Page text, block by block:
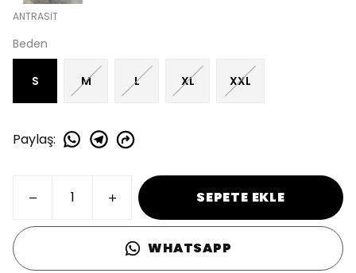
ANTRASİT
Beden
S M L XL XXL
Paylaş:
SEPETE EKLE
WHATSAPP